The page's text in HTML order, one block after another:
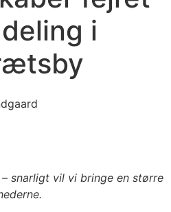
i
snarligt vil vi bringe en større